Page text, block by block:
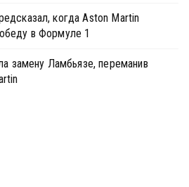
когда Aston Martin
в Формуле 1
замену Ламбьязе, переманив